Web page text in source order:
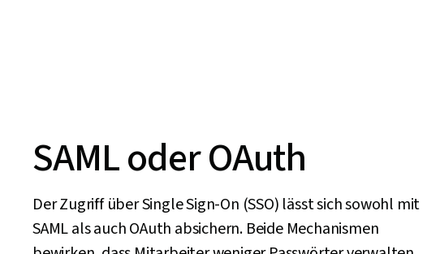
SAML oder OAuth
Der Zugriff über Single Sign-On (SSO) lässt sich sowohl mit
SAML als auch OAuth absichern. Beide Mechanismen